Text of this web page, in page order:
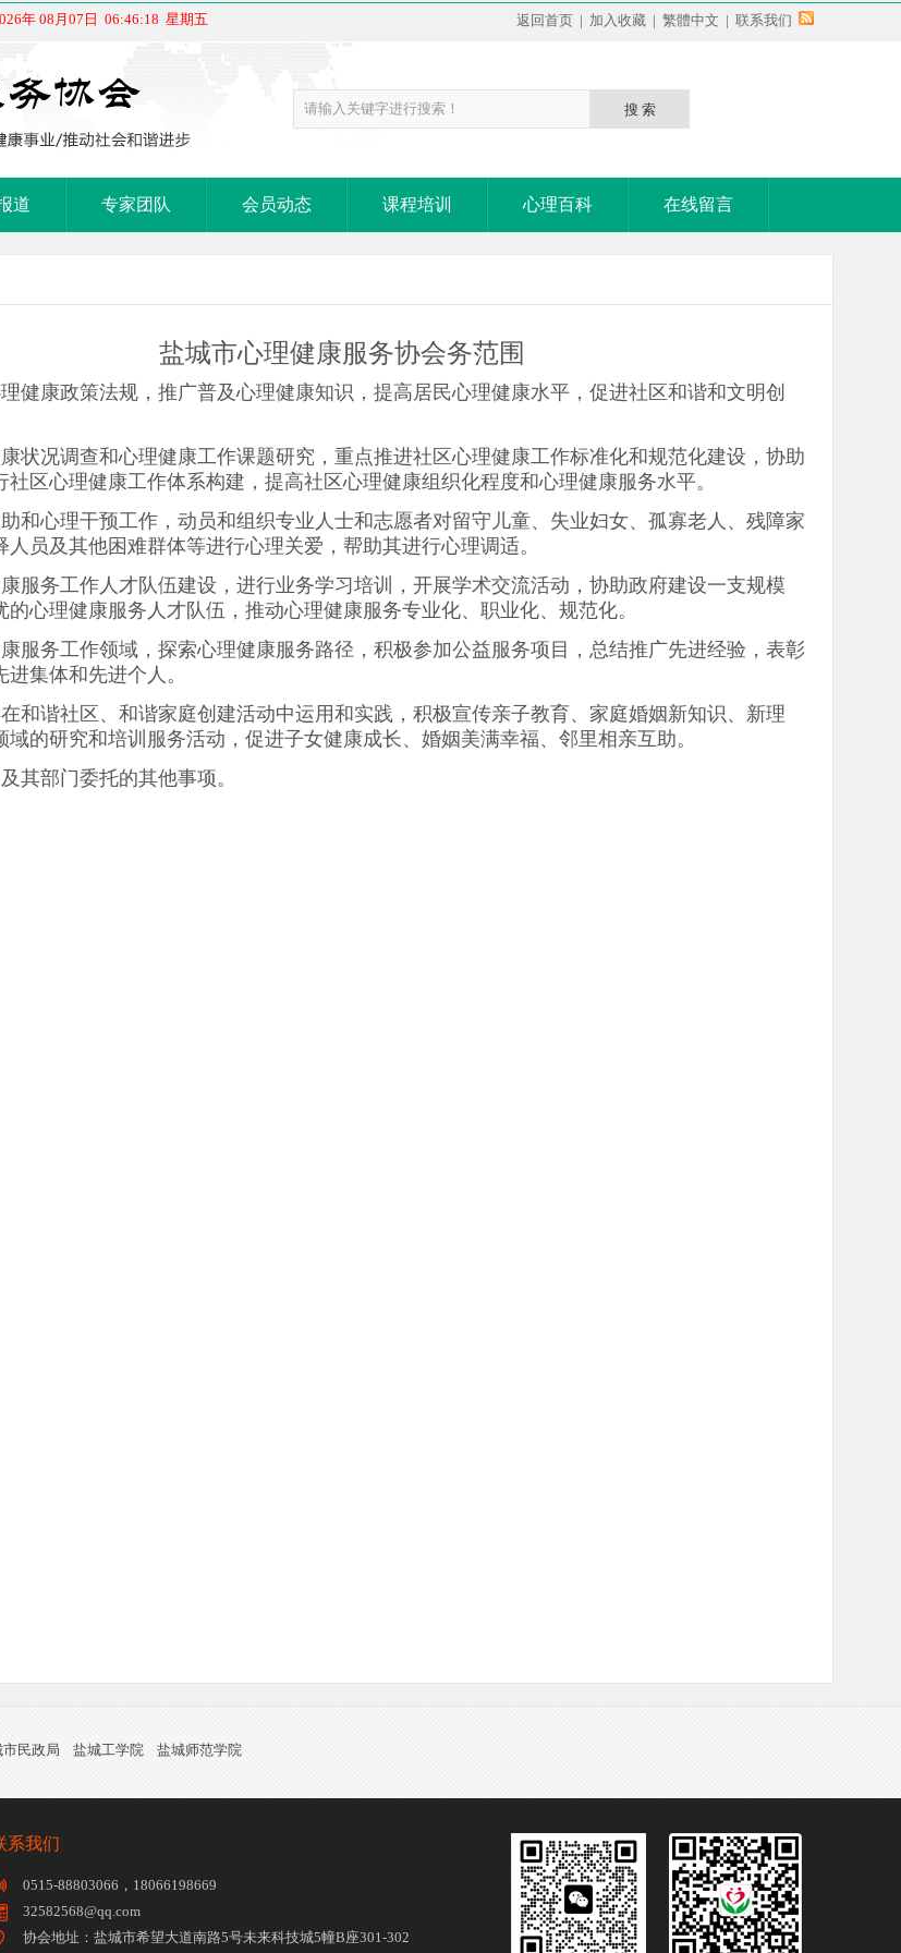
年 08月07日 06:46:18 星期五 返回首页 | 加入收藏 | 繁體中文 | 联系我们
道 专家团队 会员动态 课程培训 心理百科 在线留言
盐城市心理健康服务协会务范围
健康政策法规，推广普及心理健康知识，提高居民心理健康水平，促进社区和谐和文明创
状况调查和心理健康工作课题研究，重点推进社区心理健康工作标准化和规范化建设，协助
社区心理健康工作体系构建，提高社区心理健康组织化程度和心理健康服务水平。
和心理干预工作，动员和组织专业人士和志愿者对留守儿童、失业妇女、孤寡老人、残障家
人员及其他困难群体等进行心理关爱，帮助其进行心理调适。
服务工作人才队伍建设，进行业务学习培训，开展学术交流活动，协助政府建设一支规模
的心理健康服务人才队伍，推动心理健康服务专业化、职业化、规范化。
服务工作领域，探索心理健康服务路径，积极参加公益服务项目，总结推广先进经验，表彰
集体和先进个人。
和谐社区、和谐家庭创建活动中运用和实践，积极宣传亲子教育、家庭婚姻新知识、新理
的研究和培训服务活动，促进子女健康成长、婚姻美满幸福、邻里相亲互助。
其部门委托的其他事项。
市民政局 盐城工学院 盐城师范学院
系我们
0515-88803066，18066198669
32582568@qq.com
协会地址：盐城市希望大道南路5号未来科技城5幢B座301-302